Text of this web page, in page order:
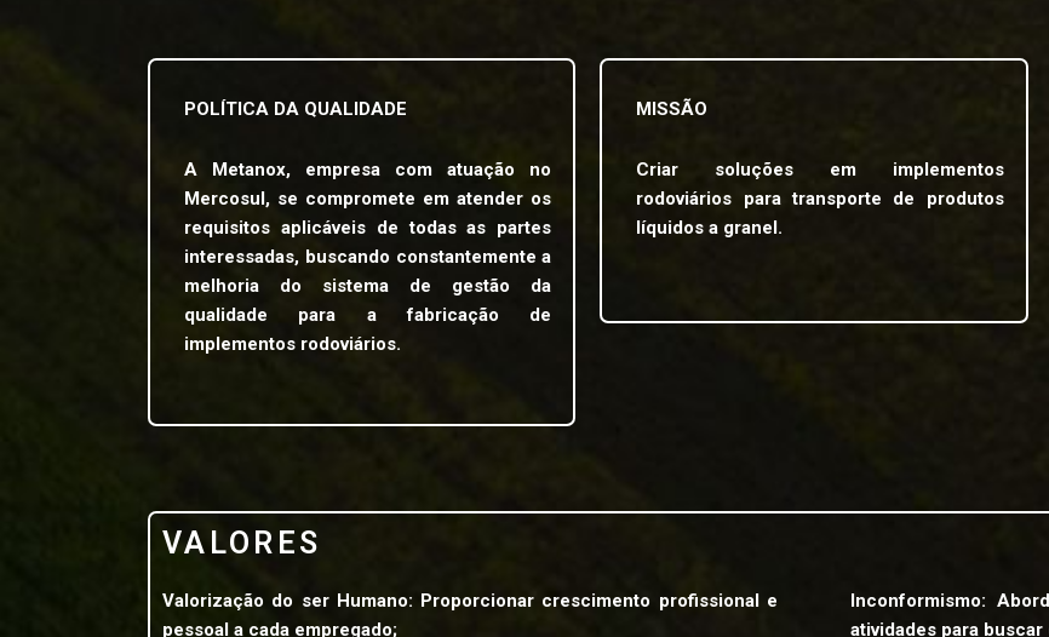
POLÍTICA DA QUALIDADE
A Metanox, empresa com atuação no
Mercosul, se compromete em atender os
requisitos aplicáveis de todas as partes
interessadas, buscando constantemente a
melhoria do sistema de gestão da
qualidade para a fabricação de
implementos rodoviários.
MISSÃO
Criar soluções em implementos
rodoviários para transporte de produtos
líquidos a granel.
VALORES
Valorização do ser Humano: Proporcionar crescimento profissional e
pessoal a cada empregado;
Inconformismo:
atividades para